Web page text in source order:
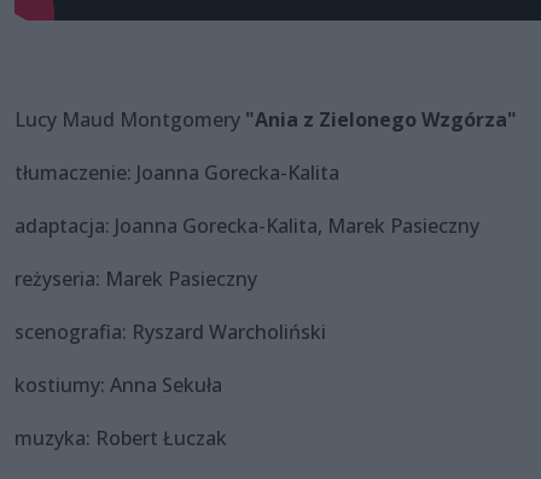
Lucy Maud Montgomery "Ania z Zielonego Wzgórza"
tłumaczenie: Joanna Gorecka-Kalita
adaptacja: Joanna Gorecka-Kalita, Marek Pasieczny
reżyseria: Marek Pasieczny
scenografia: Ryszard Warcholiński
kostiumy: Anna Sekuła
muzyka: Robert Łuczak